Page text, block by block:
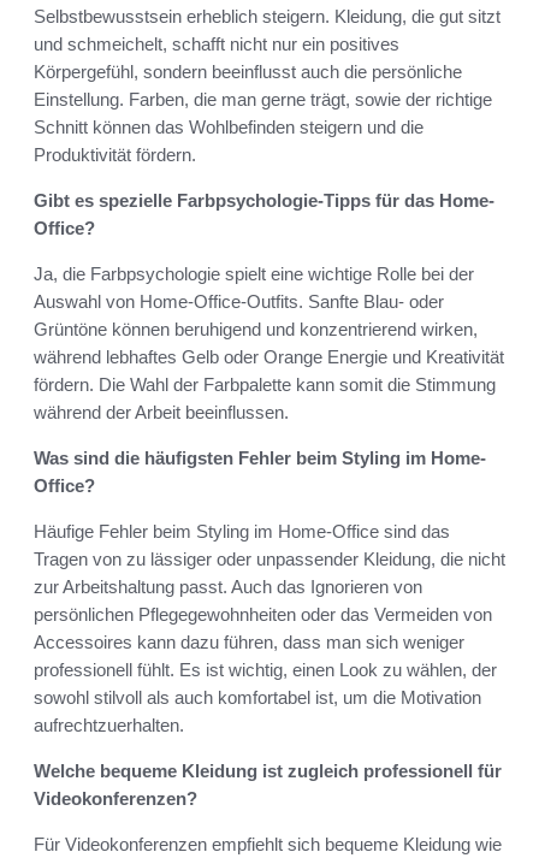
Selbstbewusstsein erheblich steigern. Kleidung, die gut sitzt
und schmeichelt, schafft nicht nur ein positives
Körpergefühl, sondern beeinflusst auch die persönliche
Einstellung. Farben, die man gerne trägt, sowie der richtige
Schnitt können das Wohlbefinden steigern und die
Produktivität fördern.
Gibt es spezielle Farbpsychologie-Tipps für das Home-
Office?
Ja, die Farbpsychologie spielt eine wichtige Rolle bei der
Auswahl von Home-Office-Outfits. Sanfte Blau- oder
Grüntöne können beruhigend und konzentrierend wirken,
während lebhaftes Gelb oder Orange Energie und Kreativität
fördern. Die Wahl der Farbpalette kann somit die Stimmung
während der Arbeit beeinflussen.
Was sind die häufigsten Fehler beim Styling im Home-
Office?
Häufige Fehler beim Styling im Home-Office sind das
Tragen von zu lässiger oder unpassender Kleidung, die nicht
zur Arbeitshaltung passt. Auch das Ignorieren von
persönlichen Pflegegewohnheiten oder das Vermeiden von
Accessoires kann dazu führen, dass man sich weniger
professionell fühlt. Es ist wichtig, einen Look zu wählen, der
sowohl stilvoll als auch komfortabel ist, um die Motivation
aufrechtzuerhalten.
Welche bequeme Kleidung ist zugleich professionell für
Videokonferenzen?
Für Videokonferenzen empfiehlt sich bequeme Kleidung wie